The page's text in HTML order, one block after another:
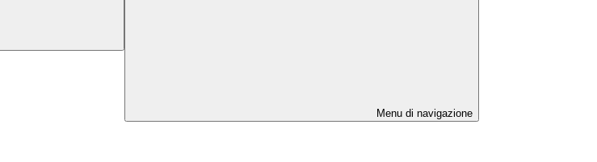
Menu di navigazione